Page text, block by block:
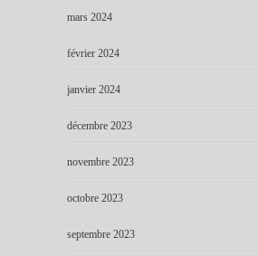
mars 2024
février 2024
janvier 2024
décembre 2023
novembre 2023
octobre 2023
septembre 2023